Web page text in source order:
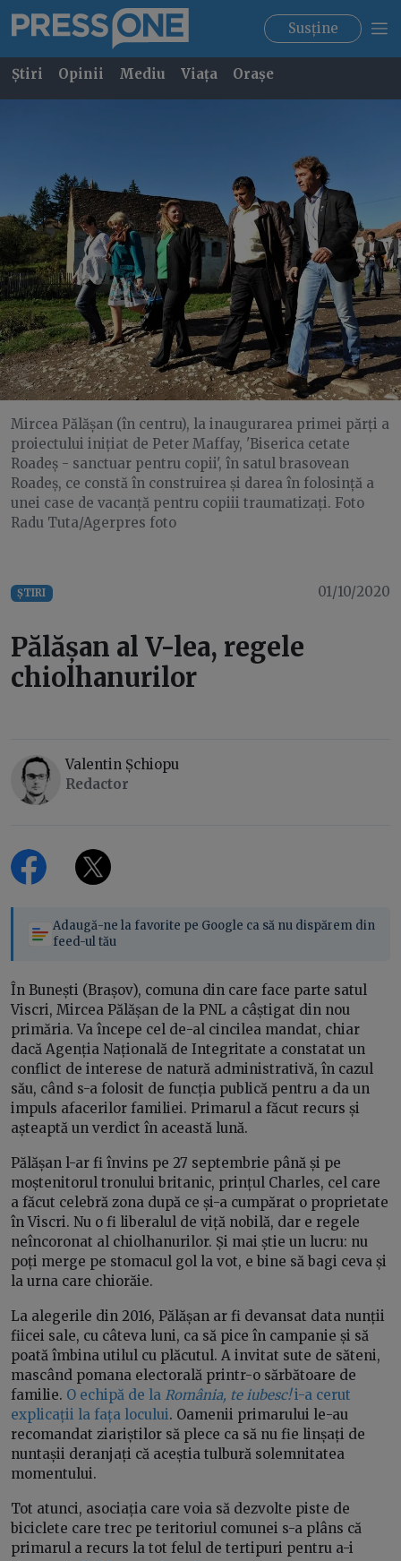
Susține
Știri Opinii Mediu Viața Orașe
Mircea Pălășan (în centru), la inaugurarea primei părți a
proiectului inițiat de Peter Maffay, 'Biserica cetate
Roadeș - sanctuar pentru copii', în satul brasovean
Roadeș, ce constă în construirea și darea în folosință a
unei case de vacanță pentru copiii traumatizați. Foto
Radu Tuta/Agerpres foto
ȘTIRI 01/10/2020
Pălășan al V-lea, regele
chiolhanurilor
Valentin Șchiopu
Redactor
Adaugă-ne la favorite pe Google ca să nu dispărem din
feed-ul tău
În Bunești (Brașov), comuna din care face parte satul
Viscri, Mircea Pălășan de la PNL a câștigat din nou
primăria. Va începe cel de-al cincilea mandat, chiar
dacă Agenția Națională de Integritate a constatat un
conflict de interese de natură administrativă, în cazul
său, când s-a folosit de funcția publică pentru a da un
impuls afacerilor familiei. Primarul a făcut recurs și
așteaptă un verdict în această lună.
Pălășan l-ar fi învins pe 27 septembrie până și pe
moștenitorul tronului britanic, prințul Charles, cel care
a făcut celebră zona după ce și-a cumpărat o proprietate
în Viscri. Nu o fi liberalul de viță nobilă, dar e regele
neîncoronat al chiolhanurilor. Și mai știe un lucru: nu
poți merge pe stomacul gol la vot, e bine să bagi ceva și
la urna care chiorăie.
La alegerile din 2016, Pălășan ar fi devansat data nunții
fiicei sale, cu câteva luni, ca să pice în campanie și să
poată îmbina utilul cu plăcutul. A invitat sute de săteni,
mascând pomana electorală printr-o sărbătoare de
familie. O echipă de la România, te iubesc!i-a cerut
explicații la fața locului. Oamenii primarului le-au
recomandat ziariștilor să plece ca să nu fie linșați de
nuntașii deranjați că aceștia tulbură solemnitatea
momentului.
Tot atunci, asociația care voia să dezvolte piste de
biciclete care trec pe teritoriul comunei s-a plâns că
primarul a recurs la tot felul de tertipuri pentru a-i